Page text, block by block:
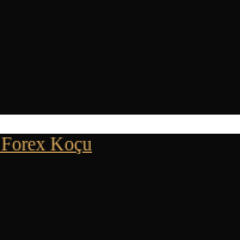
Forex Koçu